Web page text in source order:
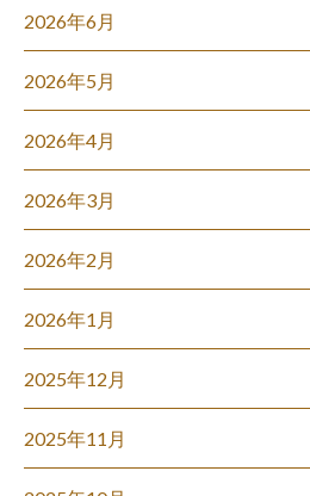
2026年6月
2026年5月
2026年4月
2026年3月
2026年2月
2026年1月
2025年12月
2025年11月